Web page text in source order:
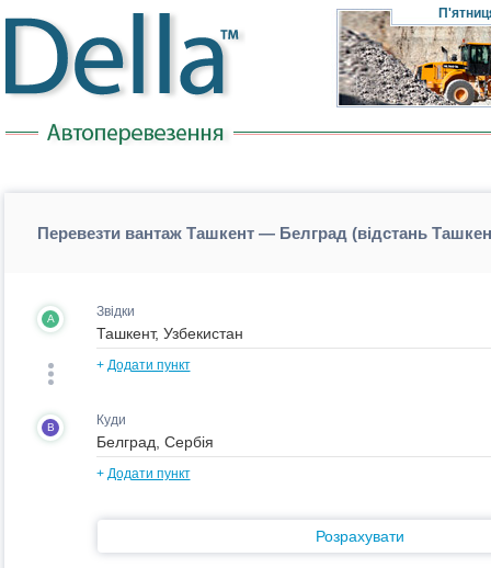
Перевезти вантаж Ташкент — Белград (відстань
A Звідки
+ Додати пункт
B Куди
+ Додати пункт
Розрахувати